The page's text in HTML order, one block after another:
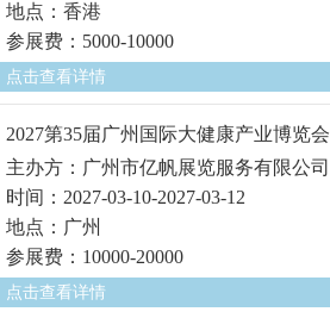
地点：香港
参展费：5000-10000
点击查看详情
2027第35届广州国际大健康产业博览会
主办方：广州市亿帆展览服务有限公司
时间：2027-03-10-2027-03-12
地点：广州
参展费：10000-20000
点击查看详情